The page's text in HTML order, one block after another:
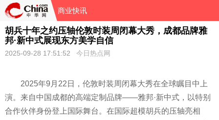
商业快讯
胡兵十年之约压轴伦敦时装周闭幕大秀，成都品牌雅
邦·新中式展现东方美学自信
2025-09-28 17:51:52 今日热点网
2025年9月22日，伦敦时装周闭幕大秀在全球瞩目中上
演。来自中国成都的高端定制品牌——雅邦·新中式，以特别
合作伙伴身份登上国际舞台。在国际超模胡兵的压轴亮相